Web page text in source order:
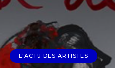
L'ACTU DES ARTISTES